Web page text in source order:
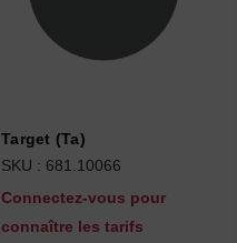
Target (Ta)
SKU : 681.10066
Connectez-vous pour
connaître les tarifs